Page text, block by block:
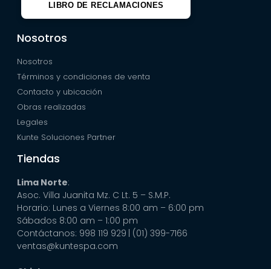
LIBRO DE RECLAMACIONES
Nosotros
Nosotros
Términos y condiciones de venta
Contacto y ubicación
Obras realizadas
Legales
Kunte Soluciones Partner
Tiendas
Lima Norte:
Asoc. Villa Juanita Mz. C Lt. 5 – S.M.P.
Horario: Lunes a Viernes 8:00 am – 6:00 pm
Sábados 8:00 am – 1:00 pm
Contáctanos: 998 119 929 | (01) 399-7166
ventas@kuntespa.com